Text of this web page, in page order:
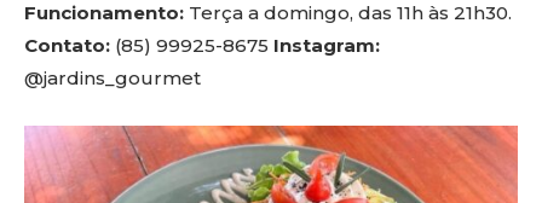
Funcionamento: Terça a domingo, das 11h às 21h30.
Contato: (85) 99925-8675 Instagram:
@jardins_gourmet